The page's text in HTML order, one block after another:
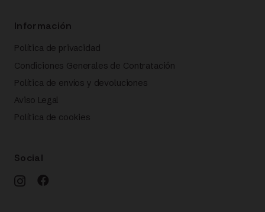
Información
Política de privacidad
Condiciones Generales de Contratación
Política de envíos y devoluciones
Aviso Legal
Política de cookies
Social